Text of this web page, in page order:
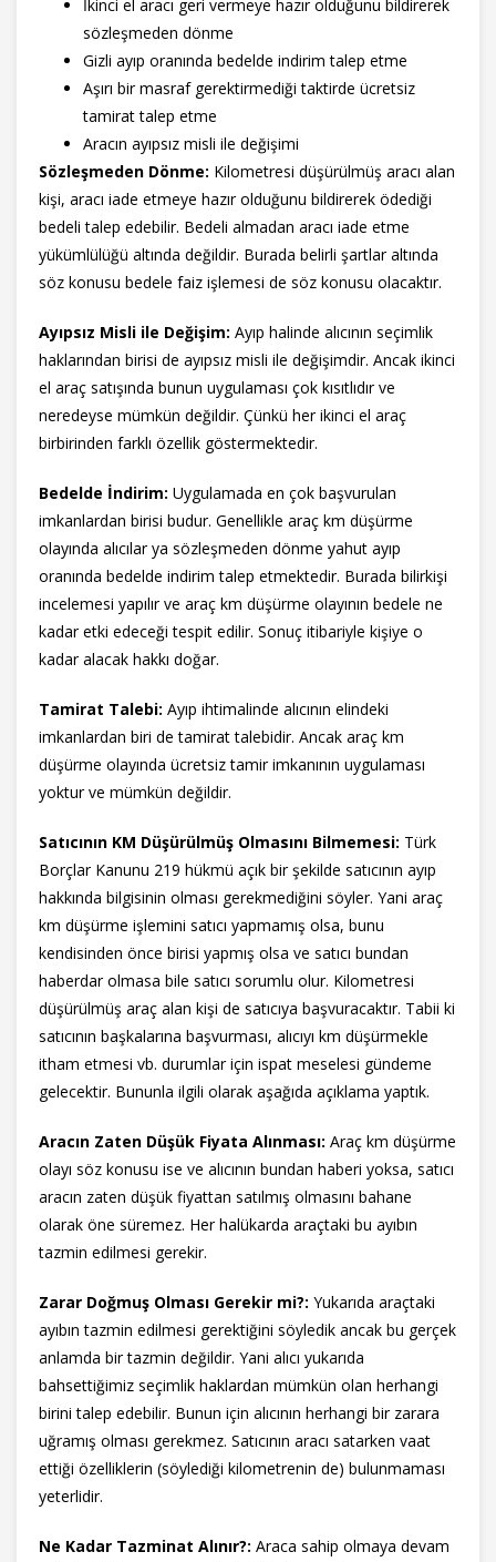
İkinci el aracı geri vermeye hazır olduğunu bildirerek
sözleşmeden dönme
Gizli ayıp oranında bedelde indirim talep etme
Aşırı bir masraf gerektirmediği taktirde ücretsiz
tamirat talep etme
Aracın ayıpsız misli ile değişimi
Sözleşmeden Dönme: Kilometresi düşürülmüş aracı alan
kişi, aracı iade etmeye hazır olduğunu bildirerek ödediği
bedeli talep edebilir. Bedeli almadan aracı iade etme
yükümlülüğü altında değildir. Burada belirli şartlar altında
söz konusu bedele faiz işlemesi de söz konusu olacaktır.
Ayıpsız Misli ile Değişim: Ayıp halinde alıcının seçimlik
haklarından birisi de ayıpsız misli ile değişimdir. Ancak ikinci
el araç satışında bunun uygulaması çok kısıtlıdır ve
neredeyse mümkün değildir. Çünkü her ikinci el araç
birbirinden farklı özellik göstermektedir.
Bedelde İndirim: Uygulamada en çok başvurulan
imkanlardan birisi budur. Genellikle araç km düşürme
olayında alıcılar ya sözleşmeden dönme yahut ayıp
oranında bedelde indirim talep etmektedir. Burada bilirkişi
incelemesi yapılır ve araç km düşürme olayının bedele ne
kadar etki edeceği tespit edilir. Sonuç itibariyle kişiye o
kadar alacak hakkı doğar.
Tamirat Talebi: Ayıp ihtimalinde alıcının elindeki
imkanlardan biri de tamirat talebidir. Ancak araç km
düşürme olayında ücretsiz tamir imkanının uygulaması
yoktur ve mümkün değildir.
Satıcının KM Düşürülmüş Olmasını Bilmemesi: Türk
Borçlar Kanunu 219 hükmü açık bir şekilde satıcının ayıp
hakkında bilgisinin olması gerekmediğini söyler. Yani araç
km düşürme işlemini satıcı yapmamış olsa, bunu
kendisinden önce birisi yapmış olsa ve satıcı bundan
haberdar olmasa bile satıcı sorumlu olur. Kilometresi
düşürülmüş araç alan kişi de satıcıya başvuracaktır. Tabii ki
satıcının başkalarına başvurması, alıcıyı km düşürmekle
itham etmesi vb. durumlar için ispat meselesi gündeme
gelecektir. Bununla ilgili olarak aşağıda açıklama yaptık.
Aracın Zaten Düşük Fiyata Alınması: Araç km düşürme
olayı söz konusu ise ve alıcının bundan haberi yoksa, satıcı
aracın zaten düşük fiyattan satılmış olmasını bahane
olarak öne süremez. Her halükarda araçtaki bu ayıbın
tazmin edilmesi gerekir.
Zarar Doğmuş Olması Gerekir mi?: Yukarıda araçtaki
ayıbın tazmin edilmesi gerektiğini söyledik ancak bu gerçek
anlamda bir tazmin değildir. Yani alıcı yukarıda
bahsettiğimiz seçimlik haklardan mümkün olan herhangi
birini talep edebilir. Bunun için alıcının herhangi bir zarara
uğramış olması gerekmez. Satıcının aracı satarken vaat
ettiği özelliklerin (söylediği kilometrenin de) bulunmaması
yeterlidir.
Ne Kadar Tazminat Alınır?: Araca sahip olmaya devam